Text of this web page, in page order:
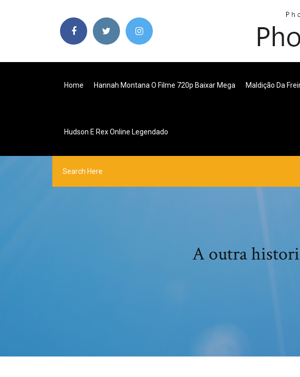
Home Hannah Montana O Filme 720p Baixar Mega Maldição Da
Hudson E Rex Online Legendado
A outra